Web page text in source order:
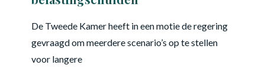
De Tweede Kamer heeft in een motie de regering
gevraagd om meerdere scenario’s op te stellen
voor langere